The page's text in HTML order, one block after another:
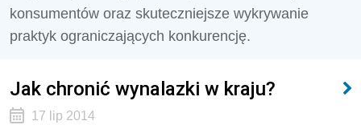
konsumentów oraz skuteczniejsze wykrywanie
praktyk ograniczających konkurencję.
Jak chronić wynalazki w kraju?
17 lip 2014